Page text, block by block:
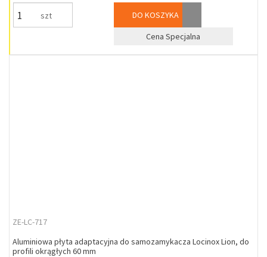
szt
DO KOSZYKA
Cena Specjalna
ZE-LC-717
Aluminiowa płyta adaptacyjna do samozamykacza Locinox Lion, do
profili okrągłych 60 mm